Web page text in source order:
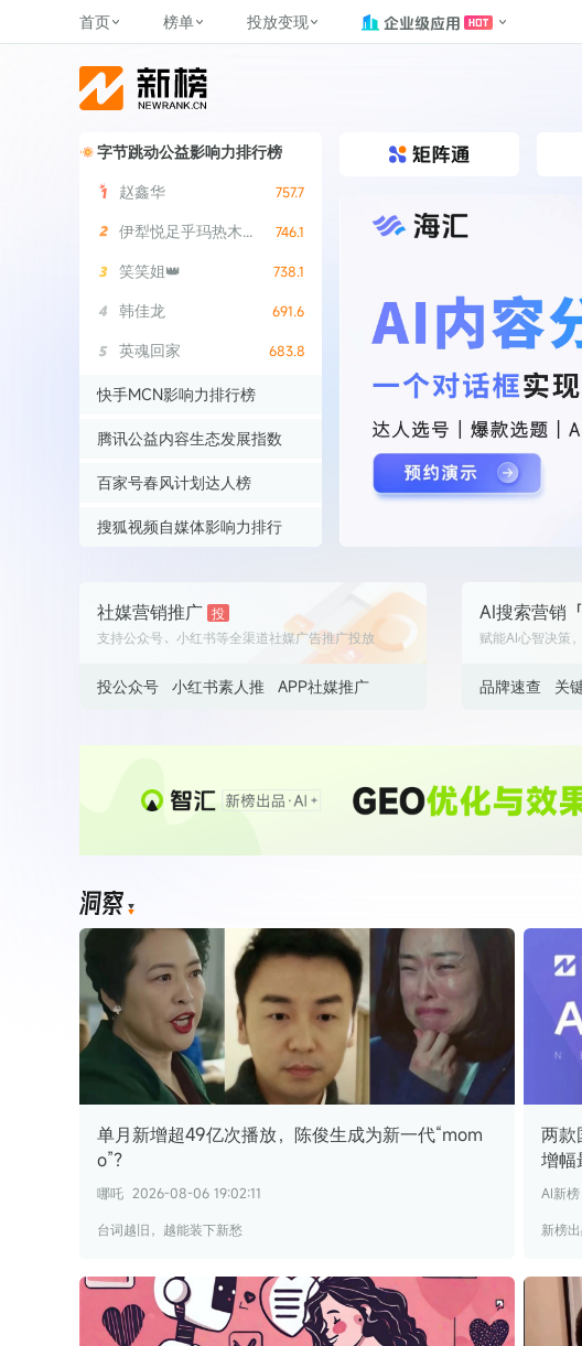
首页 榜单 投放变现
新媒体，找新榜
公司）于2014年11月11日起正式运
营，目前在上海、北京、成都、广
了解更多
2026NEWRANK 新榜指数 历届新榜大会
榜单
覆盖公众号、小红书、抖音等多个
（日、周、月）
前往 榜单
2026 NEWRANK
百家号春风计划MCN机构
榜、达人榜
榜
快手MCN影响力排行榜
腾讯公益内容生态发展指数
投放变现
找号做投放，品效加种草
推广营销服务
前往 有赚
NEWRANK
全平台
小红书
新媒体数字资产管理
助力企业数字化转型
理，提升品牌影响力
2026NEWRANK
matrix.newrank.cn
理、数字化提效、智能化
增值服务：提供如体系培
字节跳动公益影响力排行榜
赵鑫华
757.7
伊犁悦足乎玛热木巴合提亚尔 746.1
笑笑姐👑 738.1
韩佳龙 691.6
英魂回家 683.8
快手MCN影响力排行榜
赵鑫华
757.7
伊犁悦足乎玛热木巴合提亚尔
腾讯公益内容生态发展指数
赵鑫华
伊犁悦足乎玛热木巴合提亚尔 746.1
英魂回家 683.8
百家号春风计划达人榜
赵鑫华
757.7
笑笑姐👑
韩佳龙 691.6
英魂回家 683.8
搜狐视频自媒体影响力排行
笑笑姐👑 738.1
韩佳龙 691.6
社媒营销推广 投
支持公众号、小红书等全渠道社媒广告推广投放
投公众号 小红书素人推 APP社媒推广
AI搜索营销「
赋能AI心智决策
品牌速查 关
单月新增超49亿次播放，陈俊生成为新一代“mom
o”？
哪吒 2026-08-06 19:02:11
台词越旧，越能装下新愁
两款
增
AI新榜
新榜